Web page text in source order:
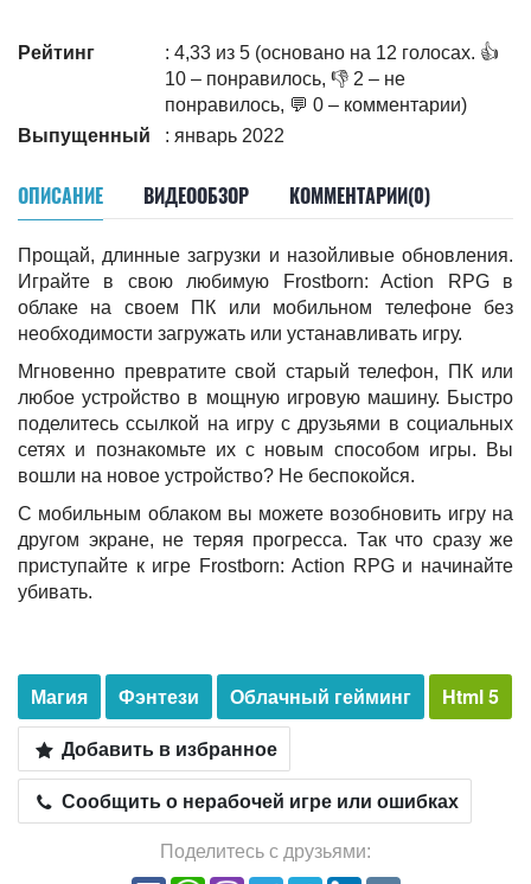
Рейтинг
: 4,33 из 5 (основано на 12 голосах. 👍
10 – понравилось, 👎 2 – не
понравилось, 💬 0 – комментарии)
Выпущенный
: январь 2022
ОПИСАНИЕ ВИДЕООБЗОР КОММЕНТАРИИ(0)
Прощай, длинные загрузки и назойливые обновления.
Играйте в свою любимую Frostborn: Action RPG в
облаке на своем ПК или мобильном телефоне без
необходимости загружать или устанавливать игру.
Мгновенно превратите свой старый телефон, ПК или
любое устройство в мощную игровую машину. Быстро
поделитесь ссылкой на игру с друзьями в социальных
сетях и познакомьте их с новым способом игры. Вы
вошли на новое устройство? Не беспокойся.
С мобильным облаком вы можете возобновить игру на
другом экране, не теряя прогресса. Так что сразу же
приступайте к игре Frostborn: Action RPG и начинайте
убивать.
Магия Фэнтези Облачный гейминг
Html 5
Добавить в избранное
Сообщить о нерабочей игре или ошибках
Поделитесь с друзьями: